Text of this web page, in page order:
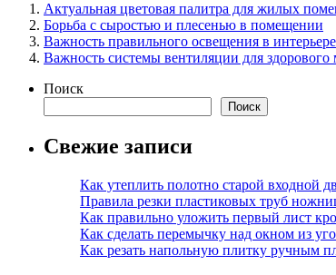
Актуальная цветовая палитра для жилых
Борьба с сыростью и плесенью в помещении
Важность правильного освещения в интерьере
Важность системы вентиляции для здорового
Поиск
Поиск
Свежие записи
Как утеплить полотно старой входной
Правила резки пластиковых труб
Как правильно уложить первый лист
Как сделать перемычку над окном из
Как резать напольную плитку ручным